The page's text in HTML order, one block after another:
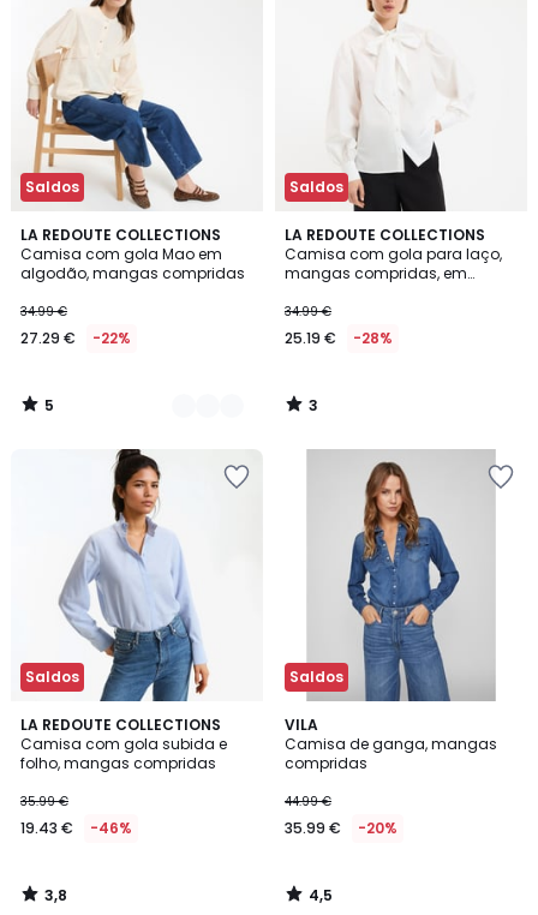
Saldos
LA REDOUTE COLLECTIONS
Camisa com gola Mao em
algodão, mangas compridas
34.99 €
27.29 € -22%
5
/
5
2
Cores
5
/
Saldos
LA REDOUTE COLLECTIONS
Camisa com gola para laço,
mangas compridas, em
34.99 €
25.19 € -28%
3
/
5
3
/
Saldos
LA REDOUTE COLLECTIONS
Camisa com gola subida e
folho, mangas compridas
35.99 €
19.43 € -46%
3,8
/ 5
3,8
/
Saldos
VILA
Camisa de ganga, mangas
compridas
44.99 €
35.99 € -20%
4,5
/ 5
4,5
/